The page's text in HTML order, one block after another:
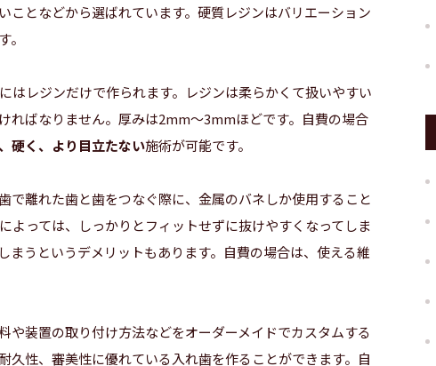
ことなどから選ばれています。硬質レジンはバリエーション
はレジンだけで作られます。レジンは柔らかくて扱いやすい
ればなりません。厚みは2mm〜3mmほどです。自費の場合
硬く、より目立たない施術が可能です。
で離れた歯と歯をつなぐ際に、金属のバネしか使用すること
よっては、しっかりとフィットせずに抜けやすくなってしま
まうというデメリットもあります。自費の場合は、使える維
や装置の取り付け方法などをオーダーメイドでカスタムする
久性、審美性に優れている入れ歯を作ることができます。自